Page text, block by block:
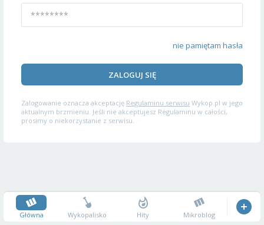
nie pamiętam hasła
ZALOGUJ SIĘ
Zalogowanie oznacza akceptację Regulaminu serwisu Wykop.pl w jego
aktualnym brzmieniu. Jeśli nie akceptujesz Regulaminu w całości,
prosimy o niekorzystanie z serwisu.
Główna Wykopalisko Hity Mikroblog